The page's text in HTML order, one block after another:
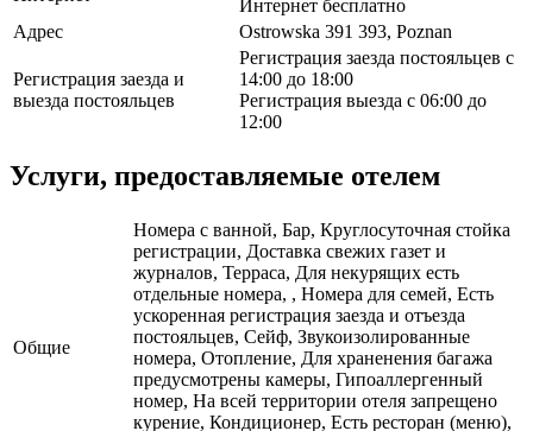
Интернет бесплатно
Адрес
Ostrowska 391 393, Poznan
Регистрация заезда и
выезда постояльцев
Регистрация заезда постояльцев с
14:00 до 18:00
Регистрация выезда с 06:00 до
12:00
Услуги, предоставляемые отелем
Общие
Номера с ванной, Бар, Круглосуточная стойка
регистрации, Доставка свежих газет и
журналов, Терраса, Для некурящих есть
отдельные номера, , Номера для семей, Есть
ускоренная регистрация заезда и отъезда
постояльцев, Сейф, Звукоизолированные
номера, Отопление, Для храненения багажа
предусмотрены камеры, Гипоаллергенный
номер, На всей территории отеля запрещено
курение, Кондиционер, Есть ресторан (меню),